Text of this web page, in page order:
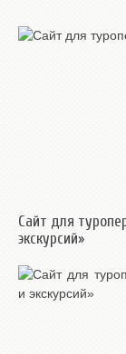
Сайт для
экскурсий»